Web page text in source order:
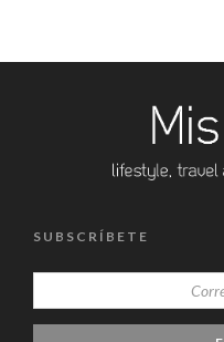
SUBSCRÍBETE